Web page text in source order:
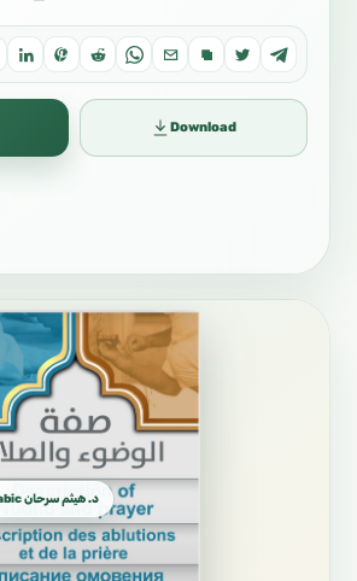
Download
د. هيثم سرحان Arabic العربية